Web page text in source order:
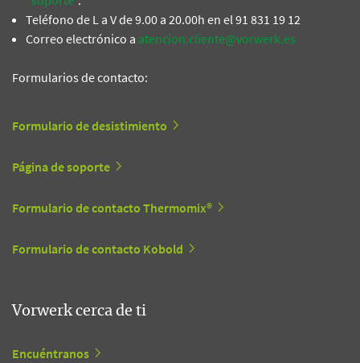
Teléfono de L a V de 9.00 a 20.00h en el 91 831 19 12
Correo electrónico a atencion.cliente@vorwerk.es
Formularios de contacto:
Formulario de desistimiento
Página de soporte
Formulario de contacto Thermomix®
Formulario de contacto Kobold
Vorwerk cerca de ti
Encuéntranos